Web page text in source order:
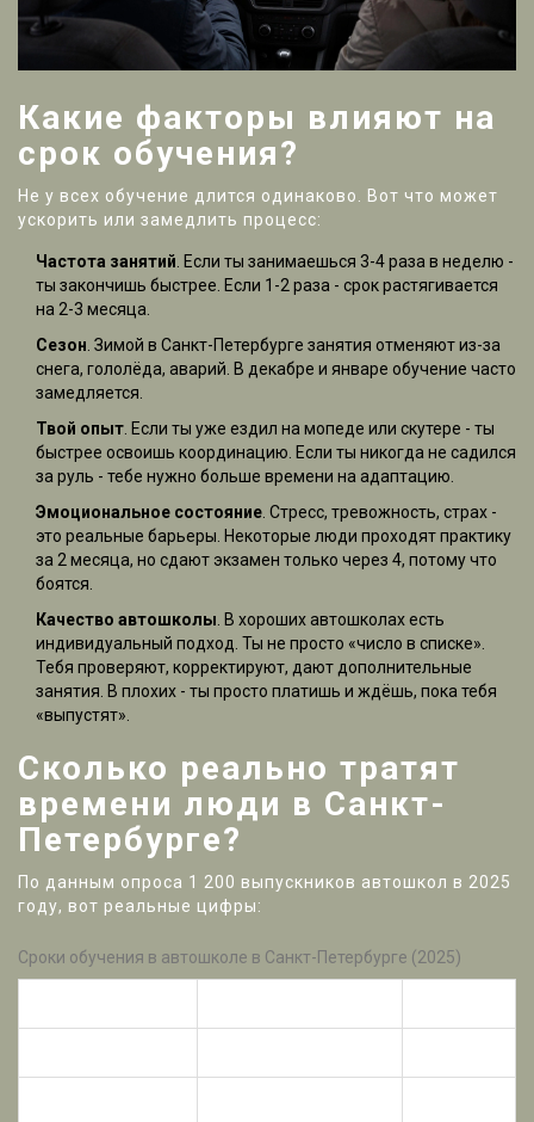
Какие факторы влияют на
срок обучения?
Не у всех обучение длится одинаково. Вот что может
ускорить или замедлить процесс:
Частота занятий. Если ты занимаешься 3-4 раза в неделю -
ты закончишь быстрее. Если 1-2 раза - срок растягивается
на 2-3 месяца.
Сезон. Зимой в Санкт-Петербурге занятия отменяют из-за
снега, гололёда, аварий. В декабре и январе обучение часто
замедляется.
Твой опыт. Если ты уже ездил на мопеде или скутере - ты
быстрее освоишь координацию. Если ты никогда не садился
за руль - тебе нужно больше времени на адаптацию.
Эмоциональное состояние. Стресс, тревожность, страх -
это реальные барьеры. Некоторые люди проходят практику
за 2 месяца, но сдают экзамен только через 4, потому что
боятся.
Качество автошколы. В хороших автошколах есть
индивидуальный подход. Ты не просто «число в списке».
Тебя проверяют, корректируют, дают дополнительные
занятия. В плохих - ты просто платишь и ждёшь, пока тебя
«выпустят».
Сколько реально тратят
времени люди в Санкт-
Петербурге?
По данным опроса 1 200 выпускников автошкол в 2025
году, вот реальные цифры:
Сроки обучения в автошколе в Санкт-Петербурге (2025)